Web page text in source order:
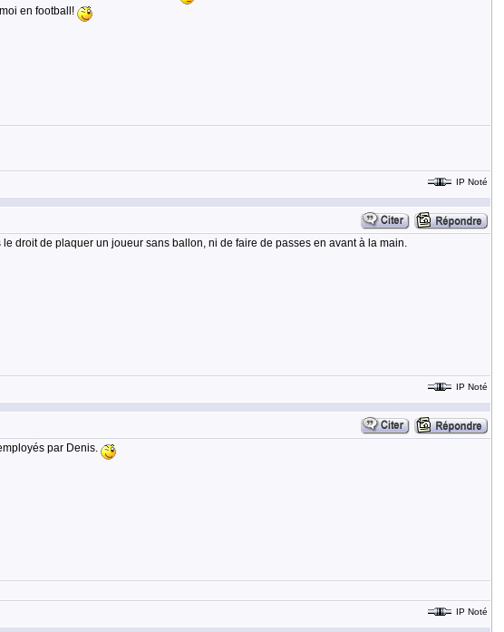
en football!
IP Noté
droit de plaquer un joueur sans ballon, ni de faire de passes en avant à la main.
IP Noté
par Denis.
IP Noté